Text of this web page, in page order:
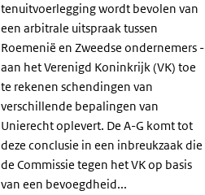
tenuitvoerlegging wordt bevolen van
een arbitrale uitspraak tussen
Roemenië en Zweedse ondernemers -
aan het Verenigd Koninkrijk (VK) toe
te rekenen schendingen van
verschillende bepalingen van
Unierecht oplevert. De A-G komt tot
deze conclusie in een inbreukzaak die
de Commissie tegen het VK op basis
van een bevoegdheid...